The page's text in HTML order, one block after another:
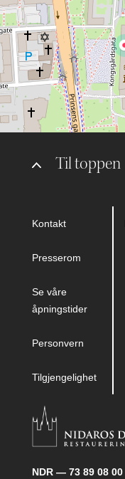
Til toppen
Kontakt
Presserom
Se våre
åpningstider
Personvern
Tilgjengelighet
NDR — 73 89 08 00